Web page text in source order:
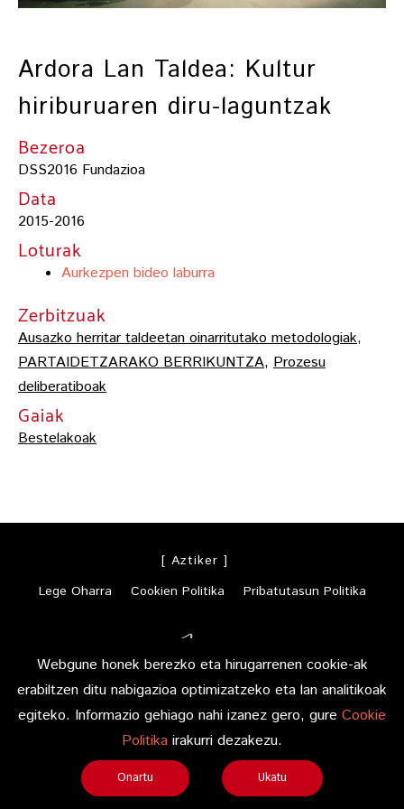
Ardora Lan Taldea: Kultur
hiriburuaren diru-laguntzak
Bezeroa
DSS2016 Fundazioa
Data
2015-2016
Loturak
Aurkezpen bideo laburra
Zerbitzuak
Ausazko herritar taldeetan oinarritutako metodologiak,
PARTAIDETZARAKO BERRIKUNTZA, Prozesu
deliberatiboak
Gaiak
Bestelakoak
[ Aztiker ]
Lege Oharra
Cookien Politika Pribatutasun Politika
Webgune honek berezko eta hirugarrenen cookie-ak
erabiltzen ditu nabigazioa optimizatzeko eta lan analitikoak
egiteko. Informazio gehiago nahi izanez gero, gure Cookie
Politika irakurri dezakezu.
Onartu Ukatu